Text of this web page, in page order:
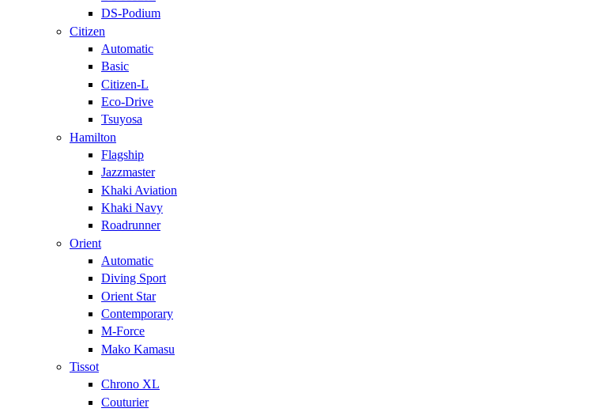
DS-Podium
Citizen
Automatic
Basic
Citizen-L
Eco-Drive
Tsuyosa
Hamilton
Flagship
Jazzmaster
Khaki Aviation
Khaki Navy
Roadrunner
Orient
Automatic
Diving Sport
Orient Star
Contemporary
M-Force
Mako Kamasu
Tissot
Chrono XL
Couturier